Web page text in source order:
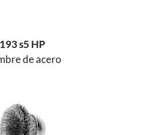
193 s5 HP
de acero